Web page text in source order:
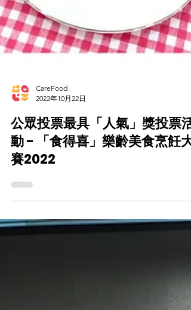
CareFood
2022年10月22日
公眾投票最具「人氣」獎投票活
動 - 「食得喜」樂齡美食烹飪大
賽2022